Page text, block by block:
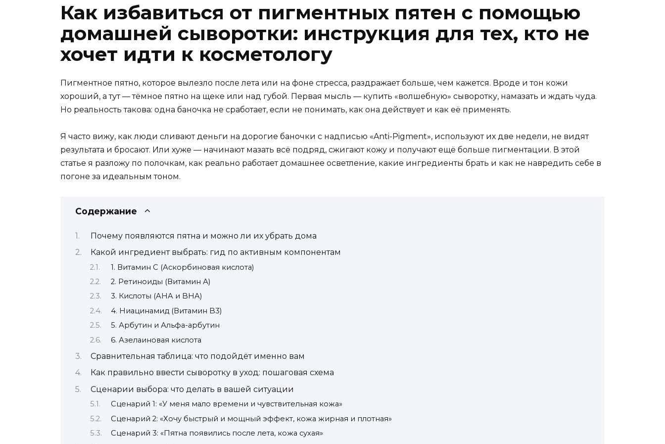
Как избавиться от пигментных пятен с помощью
домашней сыворотки: инструкция для тех, кто не
хочет идти к косметологу
Пигментное пятно, которое вылезло после лета или на фоне стресса, раздражает больше, чем кажется. Вроде и тон кожи
хороший, а тут — тёмное пятно на щеке или над губой. Первая мысль — купить «волшебную» сыворотку, намазать и ждать чуда.
Но реальность такова: одна баночка не сработает, если не понимать, как она действует и как её применять.
Я часто вижу, как люди сливают деньги на дорогие баночки с надписью «Anti-Pigment», используют их две недели, не видят
результата и бросают. Или хуже — начинают мазать всё подряд, сжигают кожу и получают ещё больше пигментации. В этой
статье я разложу по полочкам, как реально работает домашнее осветление, какие ингредиенты брать и как не навредить себе в
погоне за идеальным тоном.
Содержание
Почему появляются пятна и можно ли их убрать дома
Какой ингредиент выбрать: гид по активным компонентам
1. Витамин С (Аскорбиновая кислота)
2. Ретиноиды (Витамин А)
3. Кислоты (AHA и BHA)
4. Ниацинамид (Витамин B3)
5. Арбутин и Альфа-арбутин
6. Азелаиновая кислота
Сравнительная таблица: что подойдёт именно вам
Как правильно ввести сыворотку в уход: пошаговая схема
Сценарии выбора: что делать в вашей ситуации
Сценарий 1: «У меня мало времени и чувствительная кожа»
Сценарий 2: «Хочу быстрый и мощный эффект, кожа жирная и плотная»
Сценарий 3: «Пятна появились после лета, кожа сухая»